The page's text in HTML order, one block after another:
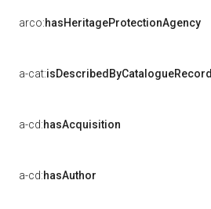
arco:hasHeritageProtectionAgency
a-cat:isDescribedByCatalogueRecord
a-cd:hasAcquisition
a-cd:hasAuthor